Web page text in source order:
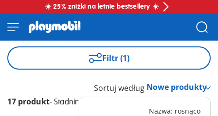
☀️ 25% zniżki na letnie bestsellery ☀️
Filtr (1)
17 produkt- Stadnina koni
Sortuj według
Nazwa: rosnąco